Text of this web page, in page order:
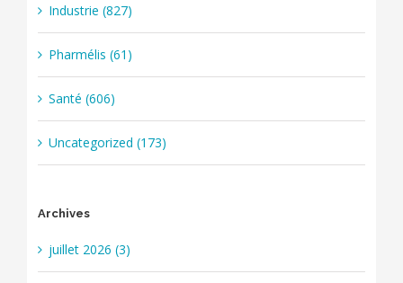
Industrie (827)
Pharmélis (61)
Santé (606)
Uncategorized (173)
Archives
juillet 2026 (3)